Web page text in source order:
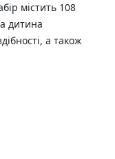
містить 108
дитина
а також